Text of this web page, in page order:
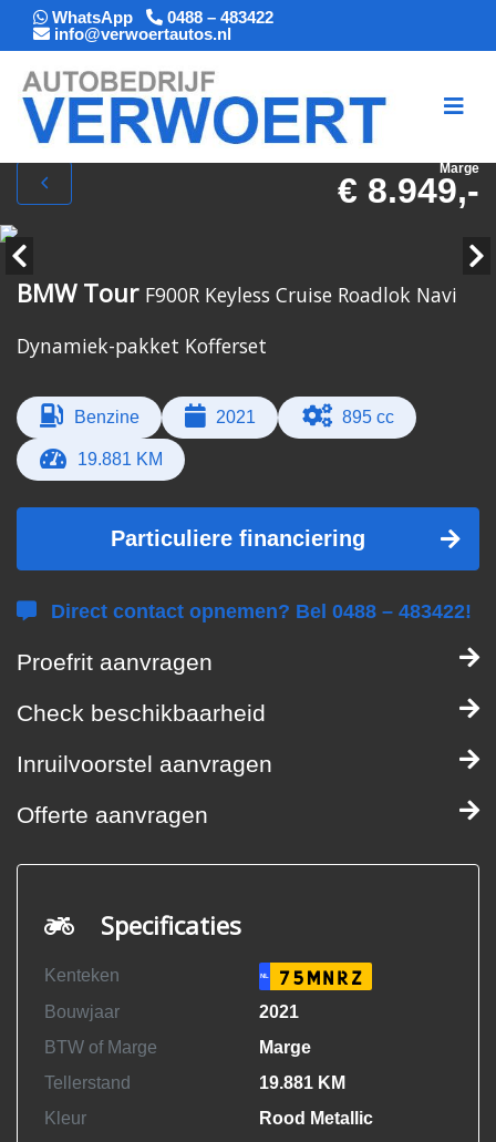
WhatsApp
0488 – 483422
info@verwoertautos.nl
Marge
€ 8.949,-
BMW Tour F900R Keyless Cruise Roadlok Navi
Dynamiek-pakket Kofferset
Benzine 2021 895 cc
19.881 KM
Particuliere financiering
Direct contact opnemen? Bel 0488 – 483422!
Proefrit aanvragen
Check beschikbaarheid
Inruilvoorstel aanvragen
Offerte aanvragen
Specificaties
Kenteken NL 75MNRZ
Bouwjaar
2021
BTW of Marge
Marge
Tellerstand
19.881 KM
Kleur
Rood Metallic